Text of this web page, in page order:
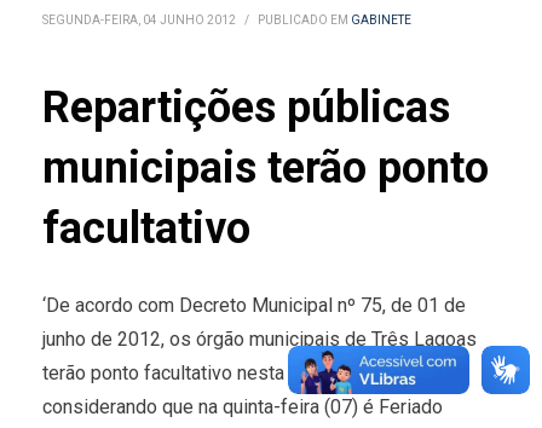
SEGUNDA-FEIRA, 04 JUNHO 2012 / PUBLICADO EM GABINETE
Repartições públicas
municipais terão ponto
facultativo
‘De acordo com Decreto Municipal nº 75, de 01 de
junho de 2012, os órgão municipais de Três Lagoas
terão ponto facultativo nesta sexta-feira (08),
considerando que na quinta-feira (07) é Feriado